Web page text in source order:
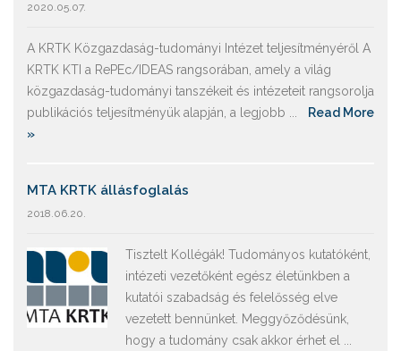
2020.05.07.
A KRTK Közgazdaság-tudományi Intézet teljesítményéről A
KRTK KTI a RePEc/IDEAS rangsorában, amely a világ
közgazdaság-tudományi tanszékeit és intézeteit rangsorolja
publikációs teljesítményük alapján, a legjobb ...
Read More
»
MTA KRTK állásfoglalás
2018.06.20.
Tisztelt Kollégák! Tudományos kutatóként,
intézeti vezetőként egész életünkben a
kutatói szabadság és felelősség elve
vezetett bennünket. Meggyőződésünk,
hogy a tudomány csak akkor érhet el ...